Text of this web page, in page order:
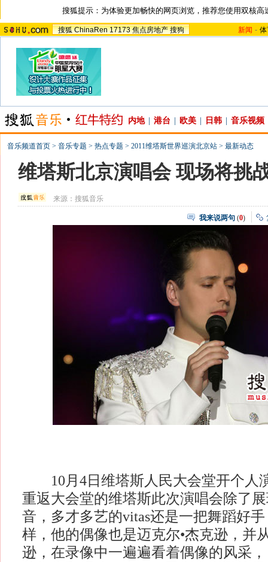
搜狐提示：为体验更加畅快的网页浏览，推荐您使用双核高
搜狐 ChinaRen 17173 焦点房地产 搜狗 新闻 -
内地 港台 欧美 日韩 音乐视频
音乐频道首页 > 音乐专题 > 热点专题 > 2011维塔斯世界巡演北京站 > 最新动态
维塔斯北京演唱会 现场将挑
来源：搜狐音乐
我来说两句 (0)
10月4日维塔斯人民大会堂开个人
重返大会堂的维塔斯此次演唱会除了
音，多才多艺的vitas还是一把舞蹈好
样，他的偶像也是迈克尔•杰克逊，并
逊，在录像中一遍遍看着偶像的风采